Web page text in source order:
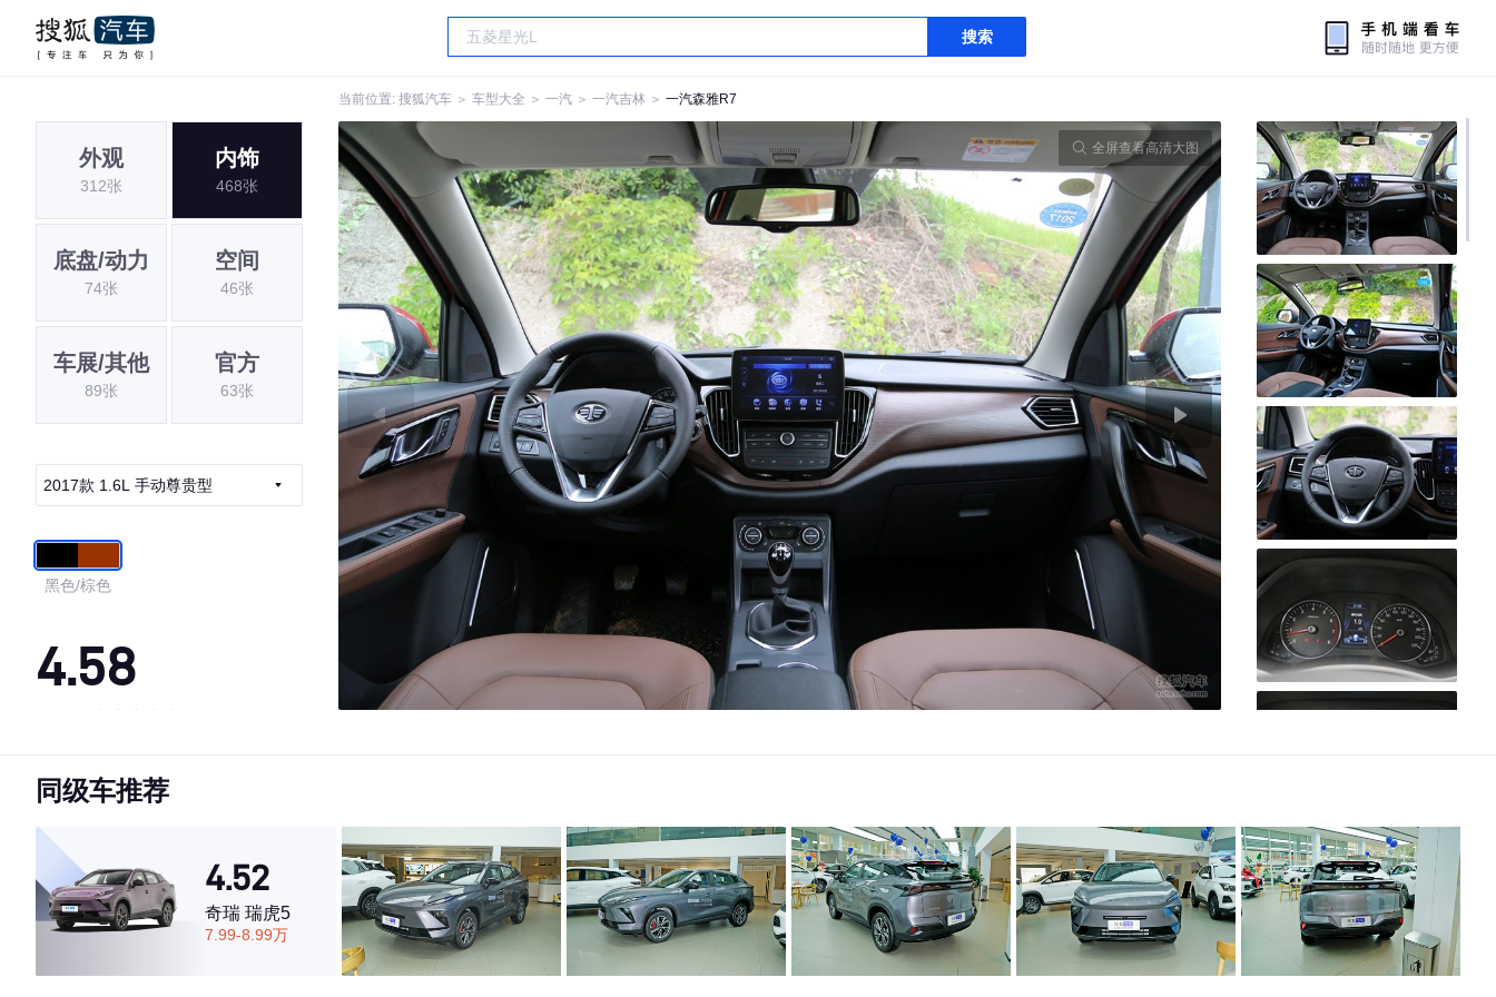
搜索
当前位置: 搜狐汽车 ＞ 车型大全 ＞ 一汽 ＞ 一汽吉林 ＞ 一汽森雅R7
外观
312张
内饰
468张
底盘/动力
74张
空间
46张
车展/其他
89张
官方
63张
2017款 1.6L 手动尊贵型
黑色/棕色
4.58
·内饰表现一般，低于70%同级车
·空间表现较为优秀，优于76%同级车
全屏查看高清大图
同级车推荐
4.52
奇瑞 瑞虎5
7.99-8.99万